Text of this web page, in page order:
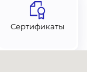
Сертификаты